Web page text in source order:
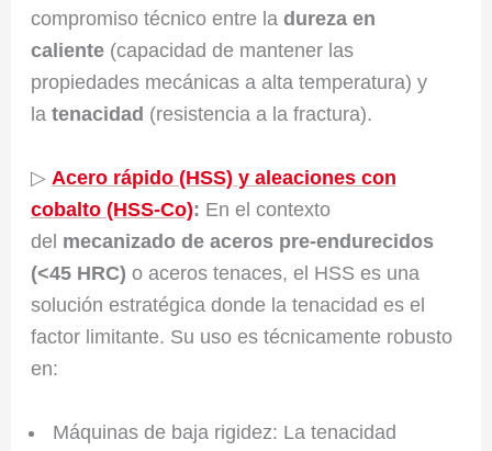
compromiso técnico entre la dureza en
caliente(capacidad de mantener las
propiedades mecánicas a alta temperatura) y
la tenacidad (resistencia a la fractura).
▷ Acero rápido (HSS) y aleaciones con
cobalto (HSS-Co): En el contexto
del mecanizado de aceros pre-endurecidos
(<45 HRC) o aceros tenaces, el HSS es una
solución estratégica donde la tenacidad es el
factor limitante. Su uso es técnicamente robusto
en:
Máquinas de baja rigidez: La tenacidad